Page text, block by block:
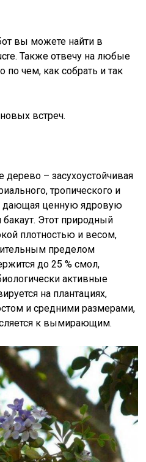
вы можете найти в
Также отвечу на любые
по чем, как собрать и так
встреч.
дерево – засухоустойчивая
тропического и
дающая ценную ядровую
Этот природный
плотностью и весом,
пределом
до 25 % смол,
активные
на плантациях,
и средними размерами,
к вымирающим.